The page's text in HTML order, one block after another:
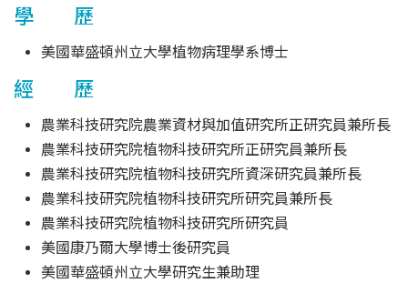
學 歷
美國華盛頓州立大學植物病理學系博士
經 歷
農業科技研究院農業資材與加值研究所正研究員兼所長
農業科技研究院植物科技研究所正研究員兼所長
農業科技研究院植物科技研究所資深研究員兼所長
農業科技研究院植物科技研究所研究員兼所長
農業科技研究院植物科技研究所研究員
美國康乃爾大學博士後研究員
美國華盛頓州立大學研究生兼助理